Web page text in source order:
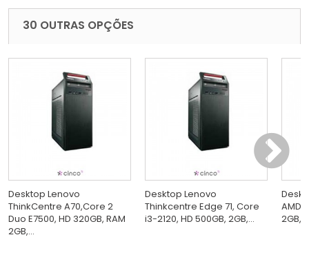
30 OUTRAS OPÇÕES
Desktop Lenovo
ThinkCentre A70,Core 2
Duo E7500, HD 320GB, RAM
2GB,...
Desktop Lenovo
Thinkcentre Edge 71, Core
i3-2120, HD 500GB, 2GB,...
AMD
2GB,